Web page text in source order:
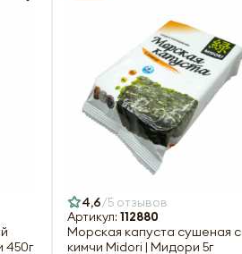
450г
4,6 5 отзывов
Артикул: 112880
Морская капуста сушеная с
кимчи Midori | Мидори 5г
Оформить